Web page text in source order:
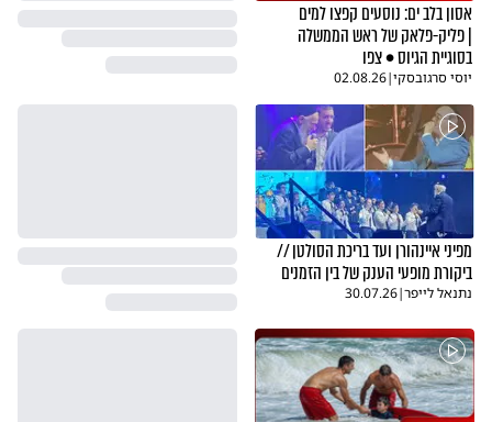
אסון בלב ים: נוסעים קפצו למים
| פליק-פלאק של ראש הממשלה
בסוגיית הגיוס • צפו
יוסי סרגובסקי|
02.08.26
מפיני איינהורן ועד בריכת הסולטן //
ביקורת מופעי הענק של בין הזמנים
נתנאל לייפר|
30.07.26